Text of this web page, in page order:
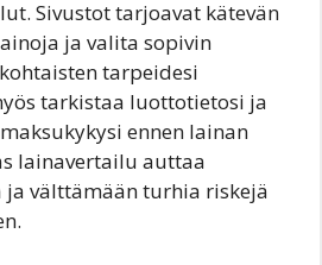
Sivustot tarjoavat kätevän
ja valita sopivin
tarpeidesi
tarkistaa luottotietosi ja
ennen lainan
lainavertailu auttaa
ja välttämään turhia riskejä